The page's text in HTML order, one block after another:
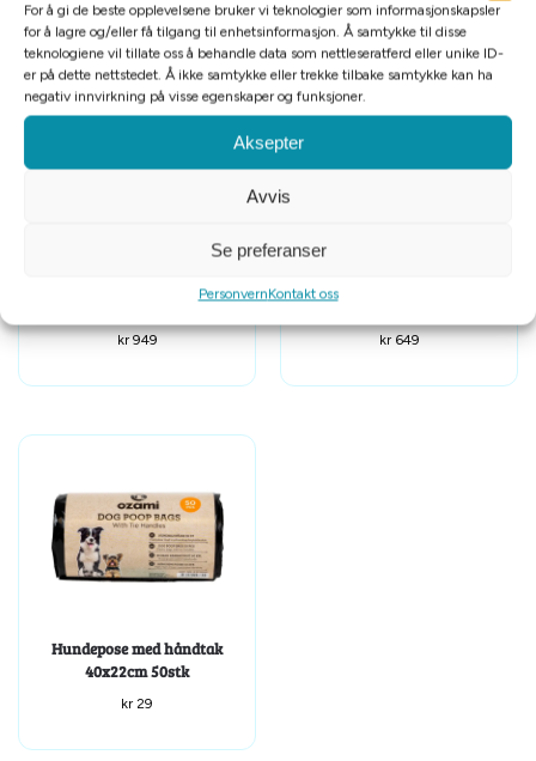
For å gi de beste opplevelsene bruker vi teknologier som informasjonskapsler
for å lagre og/eller få tilgang til enhetsinformasjon. Å samtykke til disse
teknologiene vil tillate oss å behandle data som nettleseratferd eller unike ID-
er på dette nettstedet. Å ikke samtykke eller trekke tilbake samtykke kan ha
negativ innvirkning på visse egenskaper og funksjoner.
Aksepter
Avvis
Se preferanser
PersonvernKontakt oss
Relaterte produkter
Flytevest crewsaver small
kr949 kr649
Hundepose med håndtak
40x22cm 50stk
kr 29